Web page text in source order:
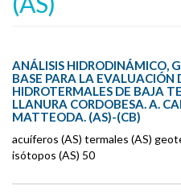
ANÁLISIS HIDRODINÁMICO,
BASE PARA LA EVALUACIÓN
HIDROTERMALES DE BAJA
LLANURA CORDOBESA. A.
MATTEODA. (AS)-(CB)
acuíferos (AS) termales (AS)
isótopos (AS) 50